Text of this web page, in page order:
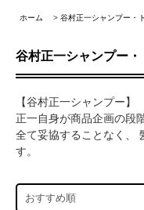
ホーム > 谷村正一シャンプー・
谷村正一シャンプー・
【谷村正一シャンプー
正一自身が商品企画の段
全て妥協することなく、
す。